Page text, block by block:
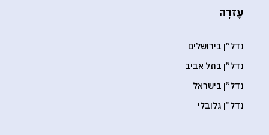
עֶזרָה
נדל”ן בירושלים
נדל”ן בתל אביב
נדל”ן בישראל
נדל”ן גלובלי